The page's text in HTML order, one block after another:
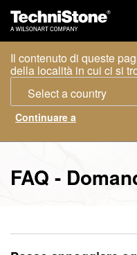
Il contenuto di queste
della località in cui ci si
Select a country
FAQ -